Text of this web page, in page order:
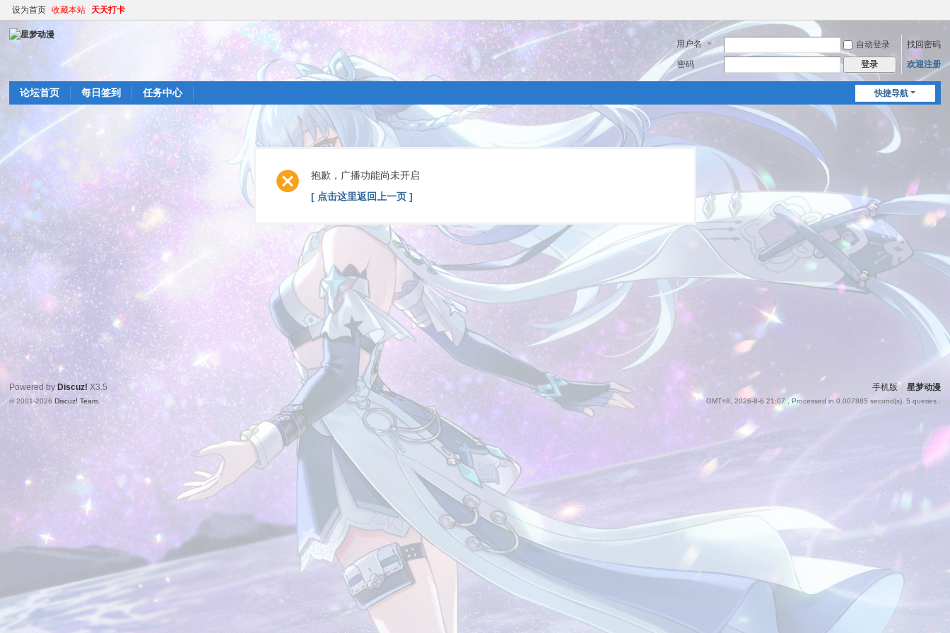
设为首页 收藏本站 天天打卡
用户名 自动登录
找回密码
密码
登录 欢迎注册
快捷导航
论坛首页 每日签到 任务中心
抱歉，广播功能尚未开启
[ 点击这里返回上一页 ]
手机版 | 星梦动漫
GMT+8, 2026-8-6 21:07, Processed in 0.007885 second(s), 5 queries .
Powered by Discuz! X3.5
© 2001-2026Discuz! Team